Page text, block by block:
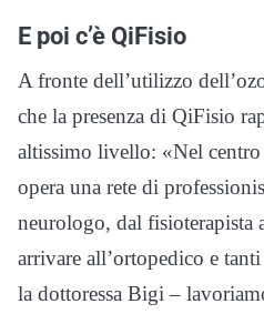
E poi c’è QiFisio
A fronte dell’utilizzo
che la presenza di QiFisio
altissimo livello: «Nel
opera una rete di
neurologo, dal fisioterapista
arrivare all’ortopedico e
la dottoressa Bigi –